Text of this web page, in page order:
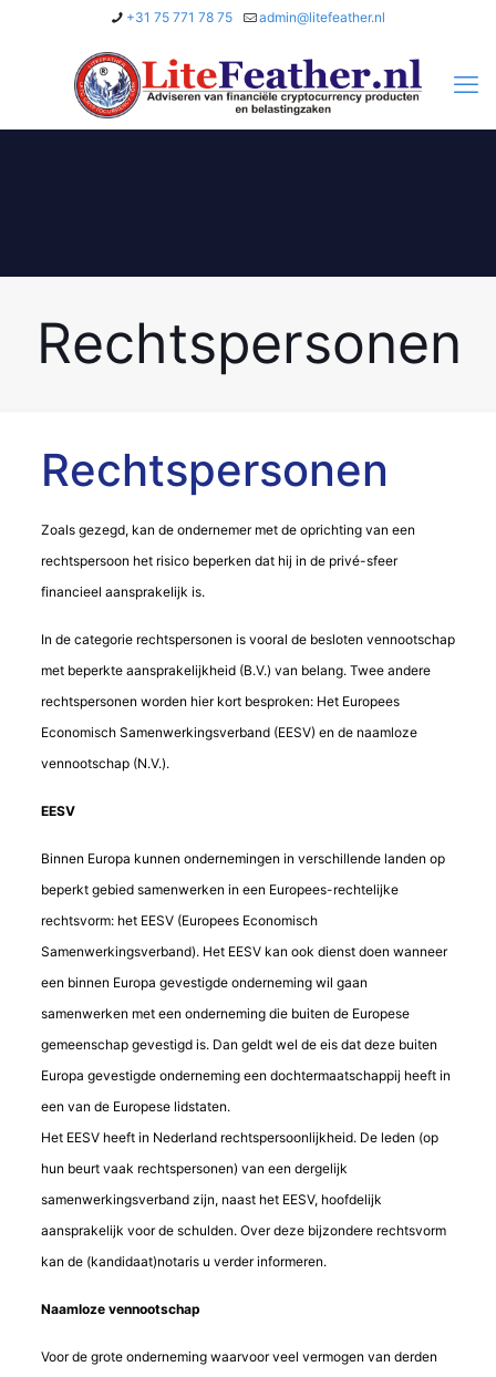
+31 75 771 78 75 admin@litefeather.nl
Rechtspersonen
Rechtspersonen
Zoals gezegd, kan de ondernemer met de oprichting van een
rechtspersoon het risico beperken dat hij in de privé-sfeer
financieel aansprakelijk is.
In de categorie rechtspersonen is vooral de besloten vennootschap
met beperkte aansprakelijkheid (B.V.) van belang. Twee andere
rechtspersonen worden hier kort besproken: Het Europees
Economisch Samenwerkingsverband (EESV) en de naamloze
vennootschap (N.V.).
EESV
Binnen Europa kunnen ondernemingen in verschillende landen op
beperkt gebied samenwerken in een Europees-rechtelijke
rechtsvorm: het EESV (Europees Economisch
Samenwerkingsverband). Het EESV kan ook dienst doen wanneer
een binnen Europa gevestigde onderneming wil gaan
samenwerken met een onderneming die buiten de Europese
gemeenschap gevestigd is. Dan geldt wel de eis dat deze buiten
Europa gevestigde onderneming een dochtermaatschappij heeft in
een van de Europese lidstaten.
Het EESV heeft in Nederland rechtspersoonlijkheid. De leden (op
hun beurt vaak rechtspersonen) van een dergelijk
samenwerkingsverband zijn, naast het EESV, hoofdelijk
aansprakelijk voor de schulden. Over deze bijzondere rechtsvorm
kan de (kandidaat)notaris u verder informeren.
Naamloze vennootschap
Voor de grote onderneming waarvoor veel vermogen van derden